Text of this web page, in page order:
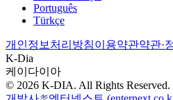
Português
Türkçe
개인정보처리방침이용약관약관·
K-Dia
케이다이아
© 2026 K-DIA. All Rights Reserved.